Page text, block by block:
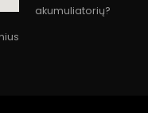
akumuliatorių?